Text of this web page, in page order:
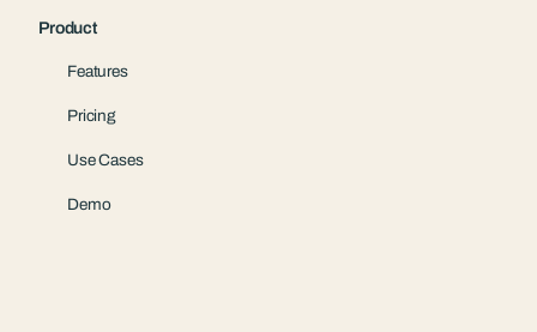
Product
Features
Pricing
Use Cases
Demo